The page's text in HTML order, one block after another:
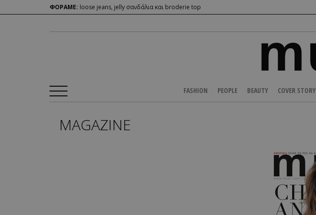
ΦΟΡΑΜΕ: loose jeans, jelly σανδάλια και broderie top
FASHION PEOPLE BEAUTY COVER STORY
MAGAZINE